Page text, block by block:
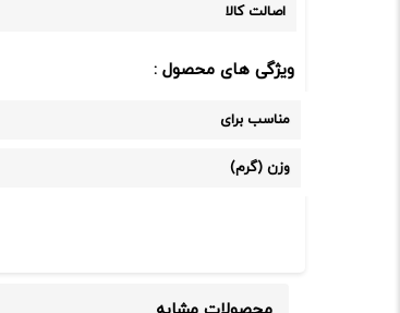
اصالت کالا
ویژگی های محصول :
مناسب برای
وزن (گرم)